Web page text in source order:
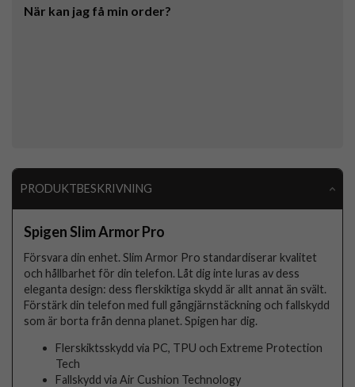
När kan jag få min order?
PRODUKTBESKRIVNING
Spigen Slim Armor Pro
Försvara din enhet. Slim Armor Pro standardiserar kvalitet
och hållbarhet för din telefon. Låt dig inte luras av dess
eleganta design: dess flerskiktiga skydd är allt annat än svält.
Förstärk din telefon med full gångjärnstäckning och fallskydd
som är borta från denna planet. Spigen har dig.
Flerskiktsskydd via PC, TPU och Extreme Protection
Tech
Fallskydd via Air Cushion Technology